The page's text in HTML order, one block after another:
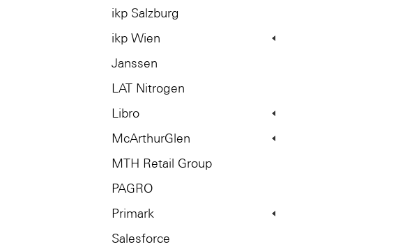
ikp Salzburg
ikp Wien
Janssen
LAT Nitrogen
Libro
McArthurGlen
MTH Retail Group
PAGRO
Primark
Salesforce